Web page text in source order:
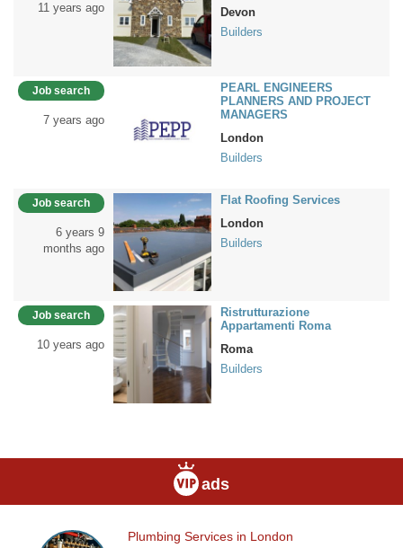
11 years ago
Devon
Builders
Job search
7 years ago
PEARL ENGINEERS
PLANNERS AND PROJECT
MANAGERS
London
Builders
Job search
6 years 9
months ago
Flat Roofing Services
London
Builders
Job search
10 years ago
Ristrutturazione
Appartamenti Roma
Roma
Builders
ads
Plumbing
Plumbing Services in London